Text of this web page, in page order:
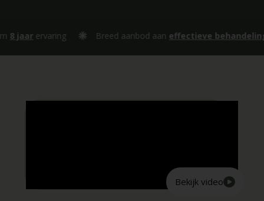
jaarervaring Breed aanbod aaneffectieve
Bekijk video